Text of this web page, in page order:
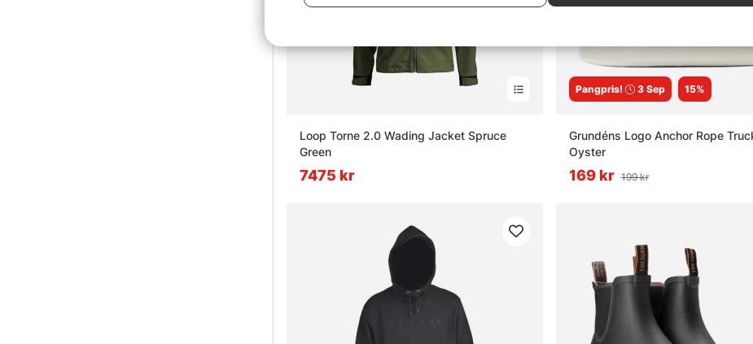
Vad är skillnaden mellan fiskeskor och vanliga skor?
Loop Torne 2.0 Wading Jacket Spruce
Green
7475 kr
Pangpris! 3 Sep 15%
Grundéns Logo Anchor Rope
Oyster
169 kr 199 kr